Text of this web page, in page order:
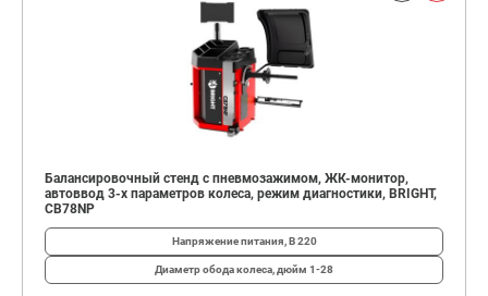
Балансировочный стенд с пневмозажимом, ЖК-монитор,
автоввод 3-х параметров колеса, режим диагностики, BRIGHT,
CB78NP
Напряжение питания, В220
Диаметр обода колеса, дюйм 1-28